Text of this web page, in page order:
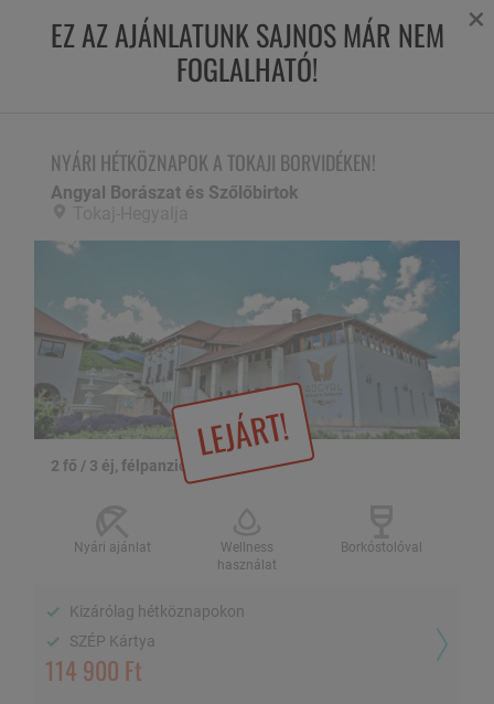
NYÁRI HÉTKÖZNAPOK A TOKAJI BORVIDÉKEN!
2 fő / 3 éj, félpanzióval
Nyári ajánlat Wellness használat
Kizárólag hétköznapokon
EZ AZ AJÁNLATUNK SAJNOS MÁR NEM
FOGLALHATÓ!
×
LEJÁRT!
NYÁRI HÉTKÖZNAPOK A TOKAJI BORVIDÉKEN!
Angyal Borászat és Szőlőbirtok
2 fő / 3 éj, félpanzióval
Nyári ajánlat
Wellness
használat
Borkóstolóval
Kizárólag hétköznapokon
SZÉP Kártya
114 900 Ft